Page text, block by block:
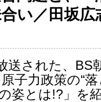
い／田坂
送された、BS
子力政策の“
姿とは!?」を